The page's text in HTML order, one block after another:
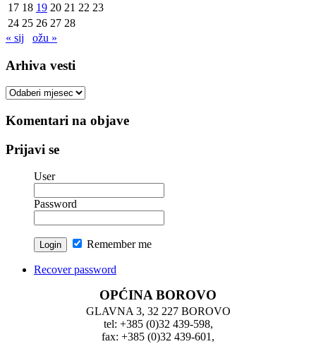
17 18 19 20 21 22 23
24 25 26 27 28
« sij
ožu »
Arhiva vesti
Arhiva
Komentari na objave
Prijavi se
User
Password
Remember me
Recover password
OPĆINA BOROVO
GLAVNA 3, 32 227 BOROVO
tel: +385 (0)32 439-598,
fax: +385 (0)32 439-601,